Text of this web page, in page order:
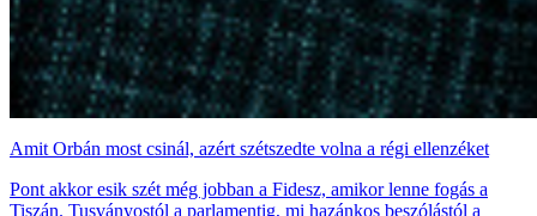
Amit Orbán most csinál, azért szétszedte volna a régi ellenzéket
Pont akkor esik szét még jobban a Fidesz, amikor lenne fogás a
Tiszán. Tusványostól a parlamentig, mi hazánkos beszólástól a